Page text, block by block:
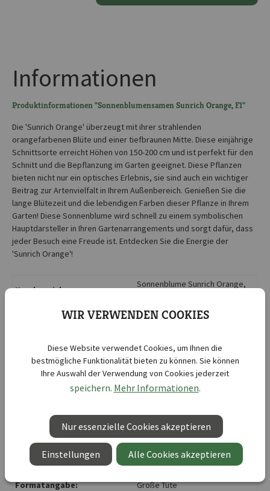
Informationen
Produktinformationen "Sonnenblumensamen Sunrich Orange, F1"
Die 'Sunrich Orange' überzeugt mit ihrer strahlenden
orangefarbenen Blüte und einer tiefbraunen Mitte. Diese einjährige
Schnittsorte erreicht Höhen von 150-200 cm und ist perfekt für den
Schnitt und die Bepflanzung im Garten geeignet. Diese Pflanzen
bieten nicht nur ein optisches Erlebnis, sie sind auch ein wichtiger
Beitrag zur Artenvielfalt in Ihrem Außenbereich. Genießen Sie die
lange Blütezeit und die lebendigen Farben dieser Pflanze in Ihrem
Garten! Diese Sonnenblume wird schnell zu einem symbolischen
Hauptdarsteller in Ihren Gartenarrangements und sorgt dafür, dass
jeder Besuch eine Freude ist. Entdecken Sie die Energie der
'Sunrich Orange'!
Kurzbezeichnung :
Sonnenblume Sunrich Orange,
Botanische Bezeichnung :
Helianthus annuus
Aussaattiefe ca.:
3 - 4 cm
April
Blütezeit:
Juli, August, September
Oktober
Duftend:
nein
ja
Formatangabe:
Große Tüte
WIR VERWENDEN COOKIES
Diese Website verwendet Cookies, um Ihnen die
bestmögliche Funktionalität bieten zu können. Sie können
Ihre Auswahl der Verwendung von Cookies jederzeit
speichern. Mehr Informationen.
Nur essenzielle Cookies akzeptieren
Einstellungen Alle Cookies akzeptieren